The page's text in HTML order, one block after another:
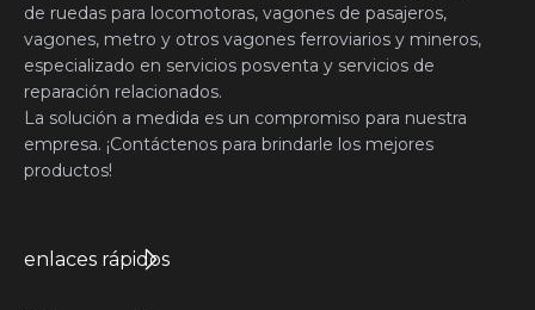
de ruedas para locomotoras, vagones de pasajeros,
vagones, metro y otros vagones ferroviarios y mineros,
especializado en servicios posventa y servicios de
reparación relacionados.
La solución a medida es un compromiso para nuestra
empresa. ¡Contáctenos para brindarle los mejores
productos!
enlaces rápidos